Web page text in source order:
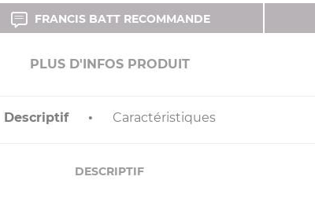
FRANCIS BATT RECOMMANDE
PLUS D'INFOS PRODUIT
Descriptif Caractéristiques
DESCRIPTIF